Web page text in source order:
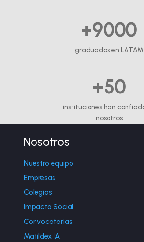
+9000
graduados en LATAM
+50
instituciones han
nosotros
Nosotros
Nuestro equipo
Empresas
Colegios
Impacto Social
Convocatorias
Matildex IA